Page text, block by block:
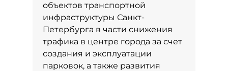
объектов транспортной
инфраструктуры Санкт-
Петербурга в части снижения
трафика в центре города за счет
создания и эксплуатации
парковок, а также развития